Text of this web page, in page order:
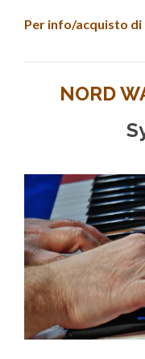
Per info/acquisto di
NORD